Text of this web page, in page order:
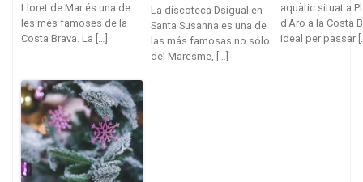
Lloret de Mar és una de
les més famoses de la
Costa Brava. La […]
La discoteca Dsigual en
Santa Susanna es una de
las más famosas no sólo
del Maresme, […]
aquàtic situat a
d'Aro a la Costa
ideal per passar